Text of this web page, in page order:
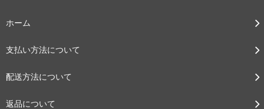
ホーム
支払い方法について
配送方法について
返品について